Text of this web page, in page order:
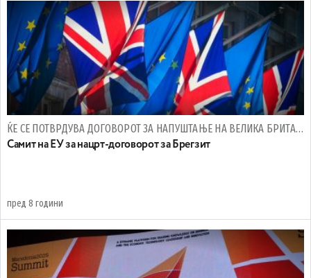
ЌЕ СЕ ПОТВРДУВА ДОГОВОРОТ ЗА НАПУШТАЊЕ НА ВЕЛИКА БРИТАНИЈА НА УНИЈАТА
Самит на ЕУ за нацрт-договорот за Брегзит
пред 8 години